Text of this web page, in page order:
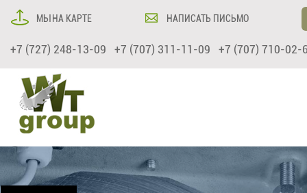
МЫ НА КАРТЕ НАПИСАТЬ ПИСЬМО
+7 (727) 248-13-09 +7 (707) 311-11-09 +7 (707) 710-02-